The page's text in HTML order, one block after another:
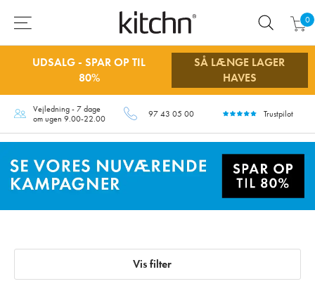
0
UDSALG - SPAR OP TIL
80%
SÅ LÆNGE LAGER
HAVES
Vejledning - 7 dage
om ugen 9.00-22.00
97 43 05 00 Trustpilot
Vis filter